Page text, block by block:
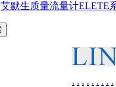
艾默生质量流量计ELETE
. . . . . . . . .